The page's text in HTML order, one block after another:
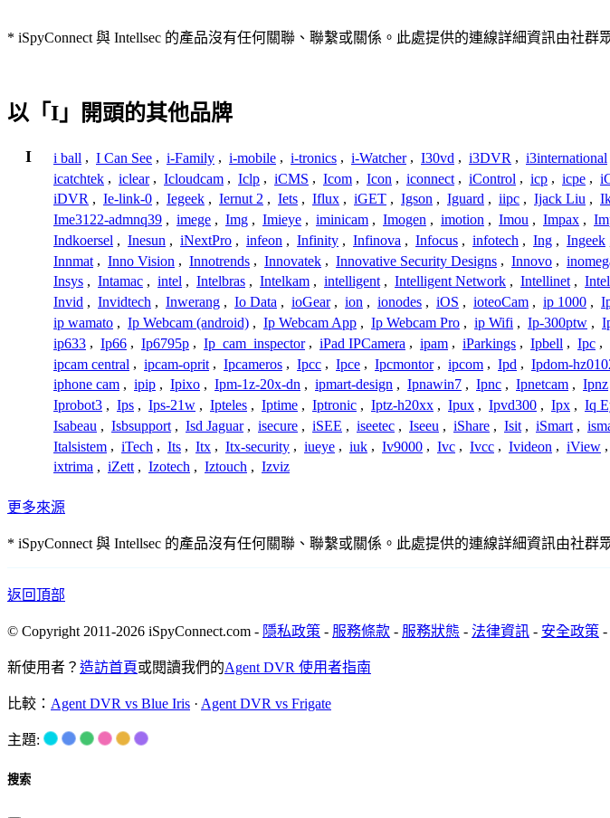
* iSpyConnect 與 Intellsec 的產品沒有任何關聯、聯繫或關係。此處提供的連線詳細資訊由社
以「I」開頭的其他品牌
I i ball , I Can See , i-Family , i-mobile , i-tronics , i-Watcher , I30vd , i3DVR , i3international
icatchtek , iclear , Icloudcam , Iclp , iCMS , Icom , Icon , iconnect , iControl , icp , icpe ,
iDVR , Ie-link-0 , Iegeek , Iernut 2 , Iets , Iflux , iGET , Igson , Iguard , iipc , Ijack Liu ,
Ime3122-admnq39 , imege , Img , Imieye , iminicam , Imogen , imotion , Imou , Impax ,
Indkoersel , Inesun , iNextPro , infeon , Infinity , Infinova , Infocus , infotech , Ing , Ingeek
Innmat , Inno Vision , Innotrends , Innovatek , Innovative Security Designs , Innovo ,
Insys , Intamac , intel , Intelbras , Intelkam , intelligent , Intelligent Network , Intellinet ,
Invid , Invidtech , Inwerang , Io Data , ioGear , ion , ionodes , iOS , ioteoCam , ip 1000 ,
ip wamato , Ip Webcam (android) , Ip Webcam App , Ip Webcam Pro , ip Wifi , Ip-300ptw ,
ip633 , Ip66 , Ip6795p , Ip_cam_inspector , iPad IPCamera , ipam , iParkings , Ipbell , Ipc ,
ipcam central , ipcam-oprit , Ipcameros , Ipcc , Ipce , Ipcmontor , ipcom , Ipd , Ipdom-
iphone cam , ipip , Ipixo , Ipm-1z-20x-dn , ipmart-design , Ipnawin7 , Ipnc , Ipnetcam , Ipnz
Iprobot3 , Ips , Ips-21w , Ipteles , Iptime , Iptronic , Iptz-h20xx , Ipux , Ipvd300 , Ipx , Iq
Isabeau , Isbsupport , Isd Jaguar , isecure , iSEE , iseetec , Iseeu , iShare , Isit , iSmart ,
Italsistem , iTech , Its , Itx , Itx-security , iueye , iuk , Iv9000 , Ivc , Ivcc , Ivideon , iView ,
ixtrima , iZett , Izotech , Iztouch , Izviz
更多來源
* iSpyConnect 與 Intellsec 的產品沒有任何關聯、聯繫或關係。此處提供的連線詳細資訊由社
返回頂部
© Copyright 2011-2026 iSpyConnect.com - 隱私政策 - 服務條款 - 服務狀態 - 法律資訊 - 安全政策 -
新使用者？ 造訪首頁或閱讀我們的Agent DVR 使用者指南
比較： Agent DVR vs Blue Iris · Agent DVR vs Frigate
主題:
搜索